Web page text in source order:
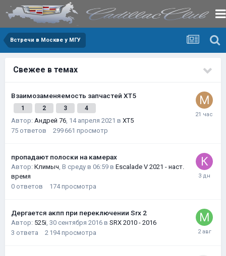
Встречи в Москве у МГУ
Свежее в темах
Взаимозаменяемость запчастей XT5
1 2 3 4
Автор: Андрей 76, 14 апреля 2021 в XT5
75 ответов 299 661 просмотр
пропадают полоски на камерах
Автор: Климыч, В среду в 06:59 в Escalade V 2021 - наст.
время
0 ответов 174 просмотра
Дергается акпп при переключении Srx 2
Автор: 525i, 30 сентября 2016 в SRX 2010 - 2016
3 ответа 2 194 просмотра